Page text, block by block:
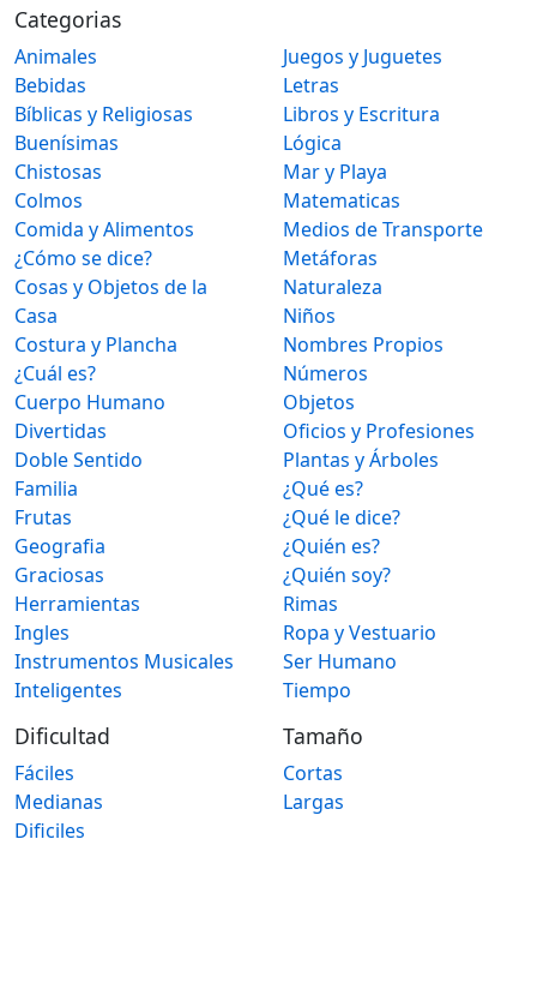
Categorias
Animales
Bebidas
Bíblicas y Religiosas
Buenísimas
Chistosas
Colmos
Comida y Alimentos
¿Cómo se dice?
Cosas y Objetos de la
Casa
Costura y Plancha
¿Cuál es?
Cuerpo Humano
Divertidas
Doble Sentido
Familia
Frutas
Geografia
Graciosas
Herramientas
Ingles
Instrumentos Musicales
Inteligentes
Juegos y Juguetes
Letras
Libros y Escritura
Lógica
Mar y Playa
Matematicas
Medios de Transporte
Metáforas
Naturaleza
Niños
Nombres Propios
Números
Objetos
Oficios y Profesiones
Plantas y Árboles
¿Qué es?
¿Qué le dice?
¿Quién es?
¿Quién soy?
Rimas
Ropa y Vestuario
Ser Humano
Tiempo
Dificultad
Fáciles
Medianas
Dificiles
Tamaño
Cortas
Largas